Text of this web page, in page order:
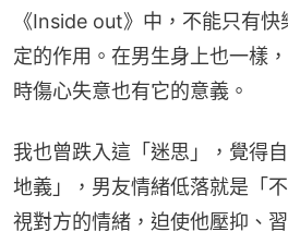
《Inside out》中，不能只有
定的作用。在男生身上也一樣
時傷心失意也有它的意義。
我也曾跌入這「迷思」，覺得
地義」，男友情緒低落就是「
視對方的情緒，迫使他壓抑、